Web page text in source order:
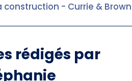
construction - Currie & Brown
rédigés par